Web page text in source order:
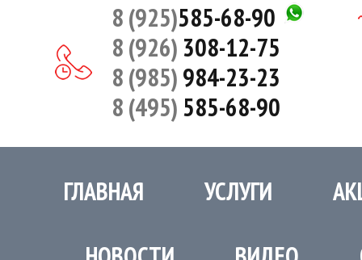
8 (925)585-68-90
8 (926) 308-12-75
8 (985)984-23-23
8 (495)585-68-90
ГЛАВНАЯ УСЛУГИ